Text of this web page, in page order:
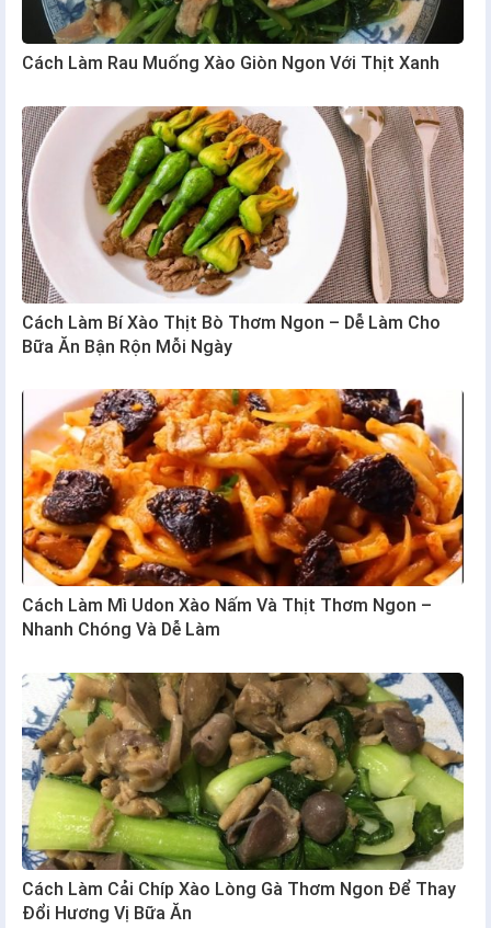
Cách Làm Rau Muống Xào Giòn Ngon Với Thịt Xanh
Cách Làm Bí Xào Thịt Bò Thơm Ngon – Dễ Làm Cho
Bữa Ăn Bận Rộn Mỗi Ngày
Cách Làm Mì Udon Xào Nấm Và Thịt Thơm Ngon –
Nhanh Chóng Và Dễ Làm
Cách Làm Cải Chíp Xào Lòng Gà Thơm Ngon Để Thay
Đổi Hương Vị Bữa Ăn